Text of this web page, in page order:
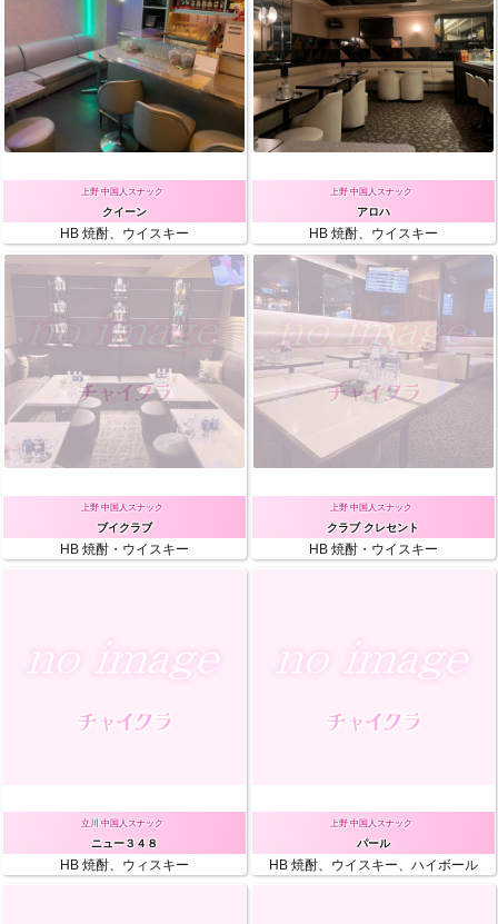
上野 中国人スナック
クイーン
HB 焼酎、ウイスキー
N＆R 60m
￥4000
上野 中国人スナック
アロハ
HB 焼酎、ウイスキー
N＆R 60m
￥4000
上野 中国人スナック
ブイクラブ
HB 焼酎・ウイスキー
上野 中国人スナック
クラブ クレセント
HB 焼酎・ウイスキー
立川 中国人スナック
ニュー３４８
HB 焼酎、ウィスキー
上野 中国人スナック
パール
HB 焼酎、ウイスキー、ハイボール